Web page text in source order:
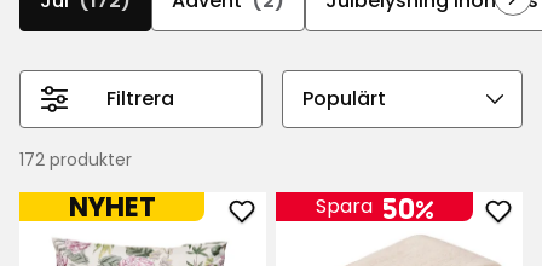
Filtrera
Välj
172 produkter
NYHET
Lägg
Spara 50%